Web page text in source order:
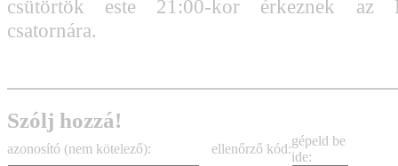
csütörtök este 21:00-kor érkeznek az
csatornára.
Szólj hozzá!
azonosító (nem kötelező): ellenőrző kód:
gépeld be
ide: